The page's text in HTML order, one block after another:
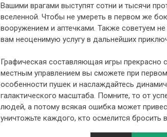
Вашими врагами выступят сотни и тысячи
вселенной. Чтобы не умереть в первом же
вооружением и аптечками. Также советуем
вам неоценимую услугу в дальнейших
Графическая составляющая игры прекрасно
местным управлением вы сможете при
особенности пушек и наслаждайтесь
галактического масштаба. Помните, то от
людей, а потому всякая ошибка может
уничтожьте каждого, кто осмелится бросить